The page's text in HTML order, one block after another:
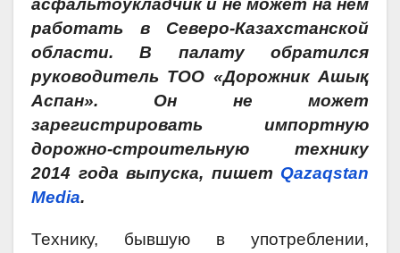
асфальтоукладчик и не может на нем
работать в Северо-Казахстанской
области. В палату обратился
руководитель ТОО «Дорожник Ашық
Аспан». Он не может
зарегистрировать импортную
дорожно-строительную технику
2014 года выпуска, пишет Qazaqstan
Media.
Технику, бывшую в употреблении,